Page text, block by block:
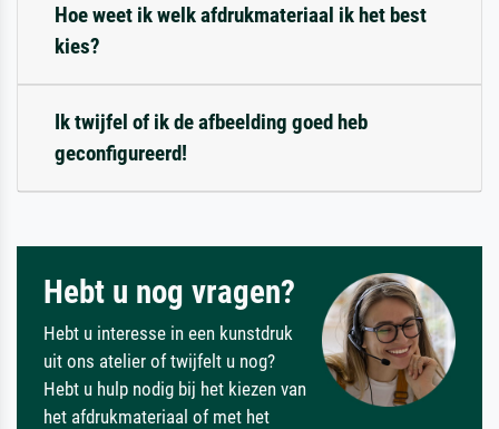
Hoe weet ik welk afdrukmateriaal ik het best
kies?
Ik twijfel of ik de afbeelding goed heb
geconfigureerd!
Hebt u nog vragen?
Hebt u interesse in een kunstdruk
uit ons atelier of twijfelt u nog?
Hebt u hulp nodig bij het kiezen van
het afdrukmateriaal of met het